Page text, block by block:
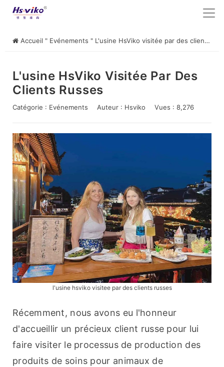
Accueil " Evénements " L'usine HsViko visitée par des clients russes
L'usine HsViko Visitée Par Des
Clients Russes
Catégorie : Evénements Auteur : Hsviko Vues : 8,276
l'usine hsviko visitee par des clients russes
Récemment, nous avons eu l'honneur
d'accueillir un précieux client russe pour lui
faire visiter le processus de production des
produits de soins pour animaux de